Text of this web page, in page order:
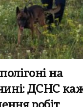
на
ДСНС